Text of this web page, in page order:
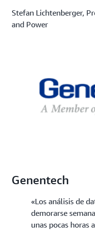
Stefan Lichtenberger,
and Power
Genentech
«Los análisis de
demorarse
unas pocas horas